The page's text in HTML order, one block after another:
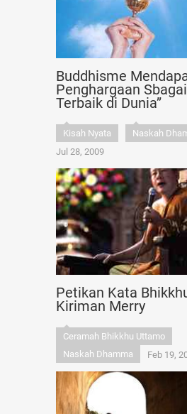
Buddhisme
Penghargaan
Terbaik di Dunia”
Kisah Nyata
Naskah
Jul 28, 2009
Petikan Kata
Kiriman Merry
Ceramah Bhikkhu Uttamo
Naskah Dhamma
Feb 19,